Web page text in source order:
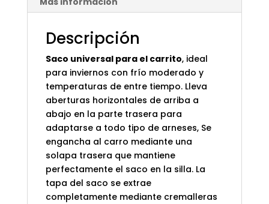
Descripción
Saco universal para el carrito, ideal
para inviernos con frío moderado y
temperaturas de entre tiempo. Lleva
aberturas horizontales de arriba a
abajo en la parte trasera para
adaptarse a todo tipo de arneses, Se
engancha al carro mediante una
solapa trasera que mantiene
perfectamente el saco en la silla. La
tapa del saco se extrae
completamente mediante cremalleras